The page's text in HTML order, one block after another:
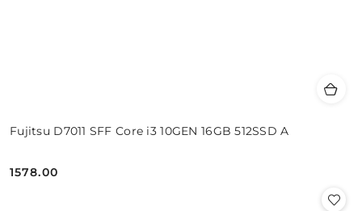
Fujitsu D7011 SFF Core i3 10GEN 16GB 512SSD A
Cena:
1578.00